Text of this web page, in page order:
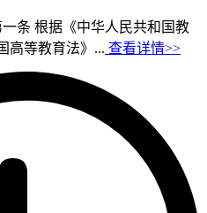
根据《中华人民共和国教
高等教育法》... 查看详情>>